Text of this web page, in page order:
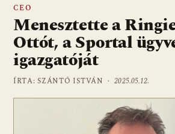
CEO
Menesztette a
Ottót, a Sportal
igazgatóját
ÍRTA: SZÁNTÓ ISTVÁN ·2025.05.12.